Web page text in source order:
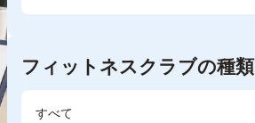
フィットネスクラブの種類
すべて